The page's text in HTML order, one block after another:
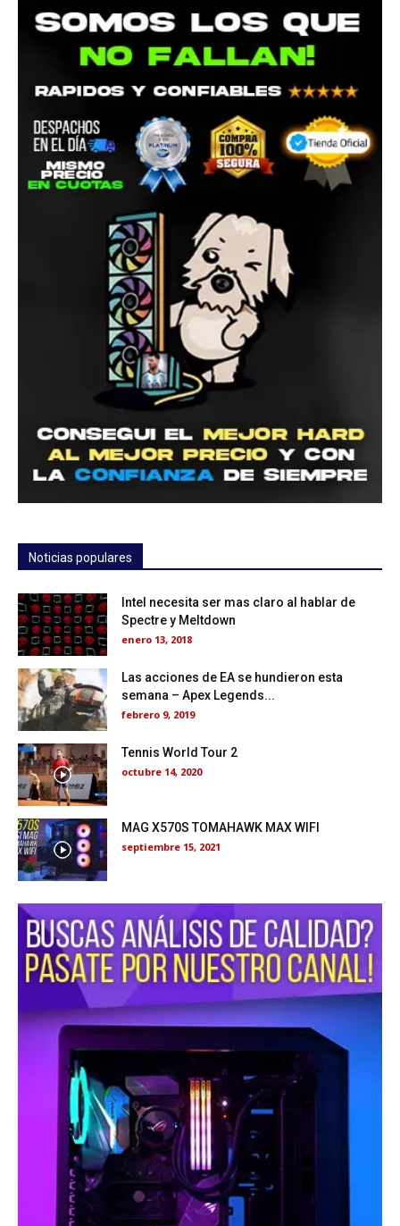
Noticias populares
Intel necesita ser mas claro al hablar de
Spectre y Meltdown
enero 13, 2018
Las acciones de EA se hundieron esta
semana – Apex Legends...
febrero 9, 2019
Tennis World Tour 2
octubre 14, 2020
MAG X570S TOMAHAWK MAX WIFI
septiembre 15, 2021